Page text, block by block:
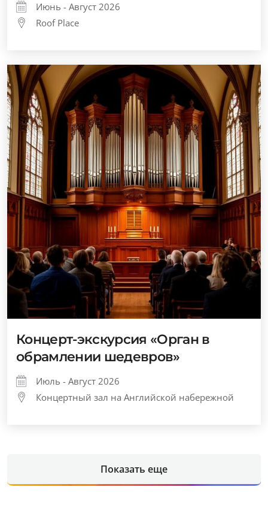
Июнь - Август 2026
Roof Place
Концерт-экскурсия «Орган в
обрамлении шедевров»
Июль - Август 2026
Концертный зал на Английской набережной
Показать еще